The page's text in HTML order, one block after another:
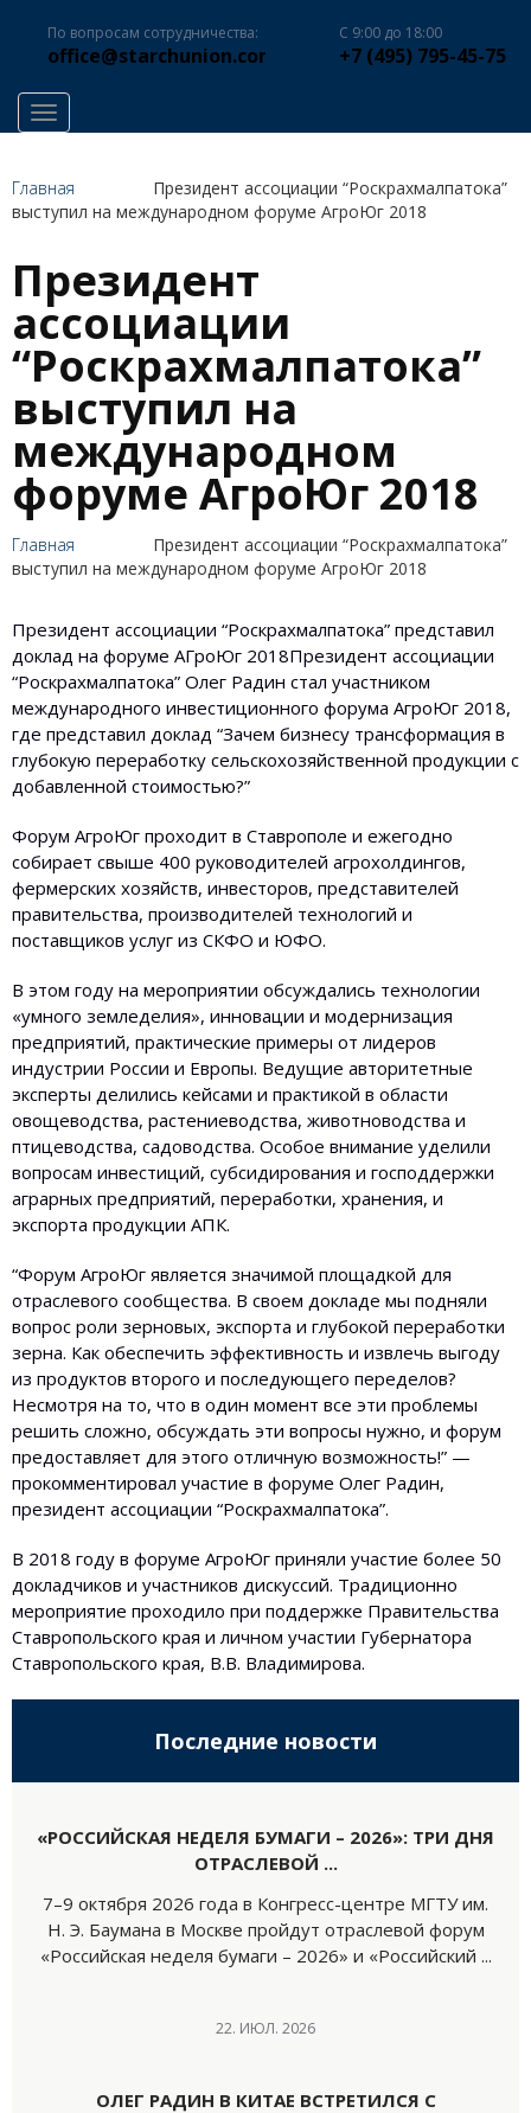
По вопросам сотрудничества:
office@starchunion.com
С 9:00 до 18:00
+7 (495) 795-45-75
Toggle navigation
Главная
Президент ассоциации “Роскрахмалпатока”
выступил на международном форуме АгроЮг 2018
Президент
ассоциации
“Роскрахмалпатока”
выступил на
международном
форуме АгроЮг 2018
Главная
Президент ассоциации “Роскрахмалпатока”
выступил на международном форуме АгроЮг 2018
Президент ассоциации “Роскрахмалпатока” представил
доклад на форуме АГроЮг 2018Президент ассоциации
“Роскрахмалпатока” Олег Радин стал участником
международного инвестиционного форума АгроЮг 2018,
где представил доклад “Зачем бизнесу трансформация в
глубокую переработку сельскохозяйственной продукции с
добавленной стоимостью?”
Форум АгроЮг проходит в Ставрополе и ежегодно
собирает свыше 400 руководителей агрохолдингов,
фермерских хозяйств, инвесторов, представителей
правительства, производителей технологий и
поставщиков услуг из СКФО и ЮФО.
В этом году на мероприятии обсуждались технологии
«умного земледелия», инновации и модернизация
предприятий, практические примеры от лидеров
индустрии России и Европы. Ведущие авторитетные
эксперты делились кейсами и практикой в области
овощеводства, растениеводства, животноводства и
птицеводства, садоводства. Особое внимание уделили
вопросам инвестиций, субсидирования и господдержки
аграрных предприятий, переработки, хранения, и
экспорта продукции АПК.
“Форум АгроЮг является значимой площадкой для
отраслевого сообщества. В своем докладе мы подняли
вопрос роли зерновых, экспорта и глубокой переработки
зерна. Как обеспечить эффективность и извлечь выгоду
из продуктов второго и последующего переделов?
Несмотря на то, что в один момент все эти проблемы
решить сложно, обсуждать эти вопросы нужно, и форум
предоставляет для этого отличную возможность!” —
прокомментировал участие в форуме Олег Радин,
президент ассоциации “Роскрахмалпатока”.
В 2018 году в форуме АгроЮг приняли участие более 50
докладчиков и участников дискуссий. Традиционно
мероприятие проходило при поддержке Правительства
Ставропольского края и личном участии Губернатора
Ставропольского края, В.В. Владимирова.
Последние новости
«РОССИЙСКАЯ НЕДЕЛЯ БУМАГИ – 2026»: ТРИ ДНЯ
ОТРАСЛЕВОЙ ...
7–9 октября 2026 года в Конгресс-центре МГТУ им.
Н. Э. Баумана в Москве пройдут отраслевой форум
«Российская неделя бумаги – 2026» и «Российский ...
22. ИЮЛ. 2026
ОЛЕГ РАДИН В КИТАЕ ВСТРЕТИЛСЯ С